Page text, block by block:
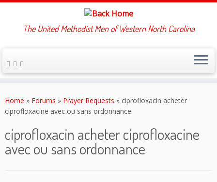
to
content
The United Methodist Men of Western North Carolina
Home » Forums » Prayer Requests » ciprofloxacin acheter
ciprofloxacine avec ou sans ordonnance
ciprofloxacin acheter ciprofloxacine
avec ou sans ordonnance